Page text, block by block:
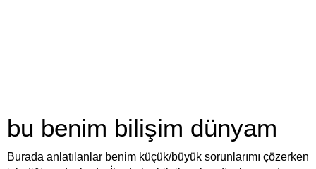
bu benim bilişim dünyam
Burada anlatılanlar benim küçük/büyük sorunlarımı çözerken